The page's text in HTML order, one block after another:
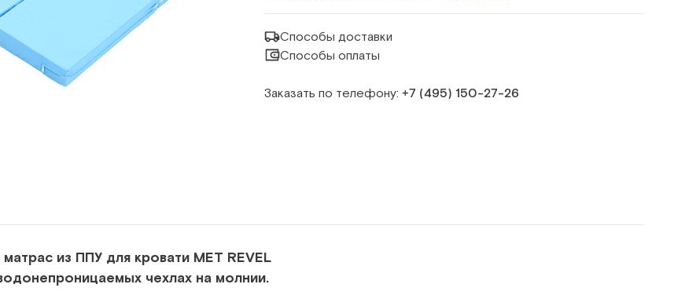
Способы доставки
Способы оплаты
Заказать по телефону: +7 (495) 150‑27‑26
из ППУ для кровати МЕТ REVEL
чехлах на молнии.